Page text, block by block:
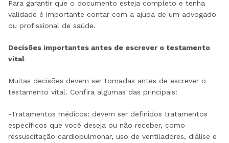
Para garantir que o documento esteja completo e tenha
validade é importante contar com a ajuda de um advogado
ou profissional de saúde.
Decisões importantes antes de escrever o testamento
vital
Muitas decisões devem ser tomadas antes de escrever o
testamento vital. Confira algumas das principais:
-Tratamentos médicos: devem ser definidos tratamentos
específicos que você deseja ou não receber, como
ressuscitação cardiopulmonar, uso de ventiladores, diálise e